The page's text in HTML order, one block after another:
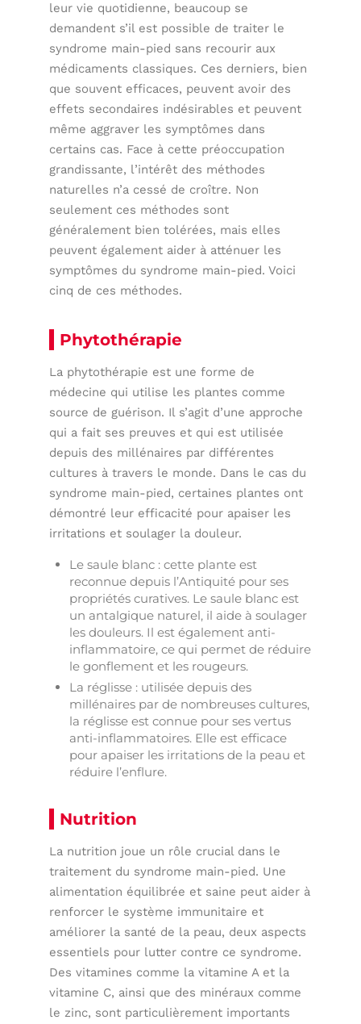
leur vie quotidienne, beaucoup se
demandent s’il est possible de traiter le
syndrome main-pied sans recourir aux
médicaments classiques. Ces derniers, bien
que souvent efficaces, peuvent avoir des
effets secondaires indésirables et peuvent
même aggraver les symptômes dans
certains cas. Face à cette préoccupation
grandissante, l’intérêt des méthodes
naturelles n’a cessé de croître. Non
seulement ces méthodes sont
généralement bien tolérées, mais elles
peuvent également aider à atténuer les
symptômes du syndrome main-pied. Voici
cinq de ces méthodes.
Phytothérapie
La phytothérapie est une forme de
médecine qui utilise les plantes comme
source de guérison. Il s’agit d’une approche
qui a fait ses preuves et qui est utilisée
depuis des millénaires par différentes
cultures à travers le monde. Dans le cas du
syndrome main-pied, certaines plantes ont
démontré leur efficacité pour apaiser les
irritations et soulager la douleur.
Le saule blanc : cette plante est
reconnue depuis l’Antiquité pour ses
propriétés curatives. Le saule blanc est
un antalgique naturel, il aide à soulager
les douleurs. Il est également anti-
inflammatoire, ce qui permet de réduire
le gonflement et les rougeurs.
La réglisse : utilisée depuis des
millénaires par de nombreuses cultures,
la réglisse est connue pour ses vertus
anti-inflammatoires. Elle est efficace
pour apaiser les irritations de la peau et
réduire l’enflure.
Nutrition
La nutrition joue un rôle crucial dans le
traitement du syndrome main-pied. Une
alimentation équilibrée et saine peut aider à
renforcer le système immunitaire et
améliorer la santé de la peau, deux aspects
essentiels pour lutter contre ce syndrome.
Des vitamines comme la vitamine A et la
vitamine C, ainsi que des minéraux comme
le zinc, sont particulièrement importants